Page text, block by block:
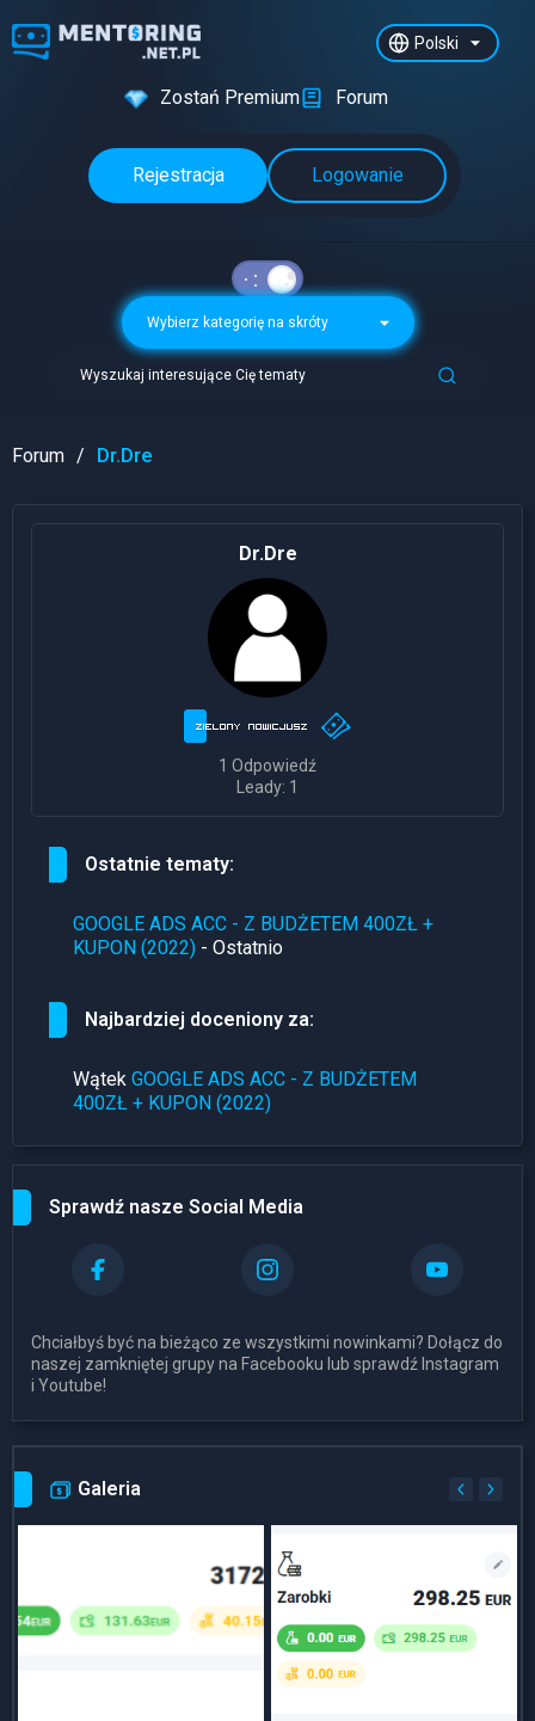
Polski
Zostań Premium Forum
Rejestracja Logowanie
Wybierz kategorię na skróty
Wyszukaj interesujące Cię tematy
Forum Dr.Dre
Dr.Dre
1 Odpowiedź
Leady: 1
Ostatnie tematy:
GOOGLE ADS ACC - Z BUDŻETEM 400ZŁ +
KUPON (2022) - Ostatnio
Najbardziej doceniony za:
Wątek GOOGLE ADS ACC - Z BUDŻETEM
400ZŁ + KUPON (2022)
Sprawdź nasze Social Media
Chciałbyś być na bieżąco ze wszystkimi nowinkami? Dołącz do
naszej zamkniętej grupy na Facebooku lub sprawdź Instagram
i Youtube!
Galeria